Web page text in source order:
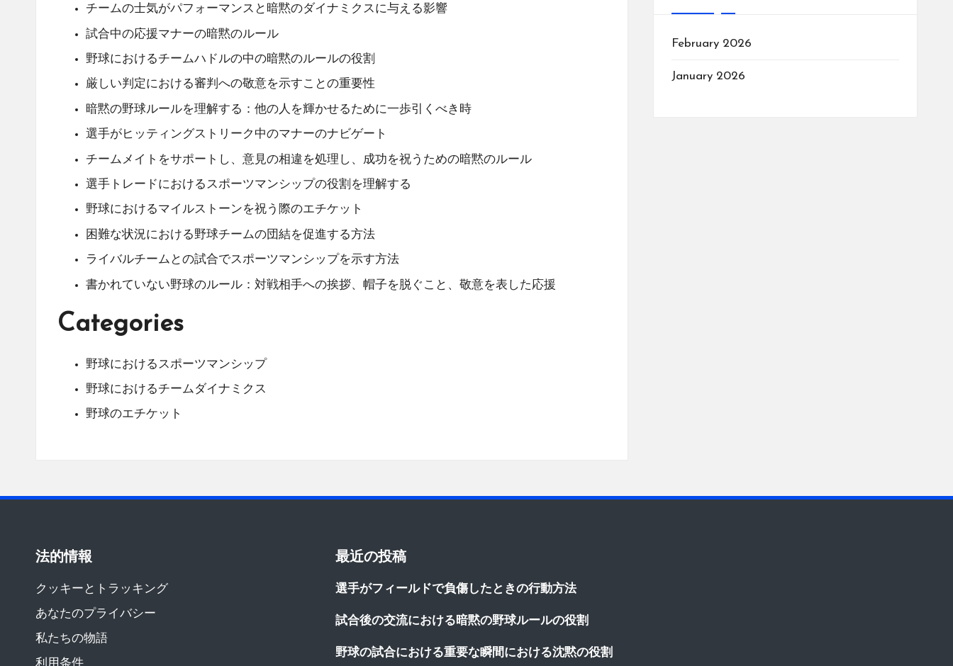
チームの士気がパフォーマンスと暗黙のダイナミクスに与える影響
試合中の応援マナーの暗黙のルール
野球におけるチームハドルの中の暗黙のルールの役割
厳しい判定における審判への敬意を示すことの重要性
暗黙の野球ルールを理解する：他の人を輝かせるために一歩引くべき時
選手がヒッティングストリーク中のマナーのナビゲート
チームメイトをサポートし、意見の相違を処理し、成功を祝うための暗黙のルール
選手トレードにおけるスポーツマンシップの役割を理解する
野球におけるマイルストーンを祝う際のエチケット
困難な状況における野球チームの団結を促進する方法
ライバルチームとの試合でスポーツマンシップを示す方法
書かれていない野球のルール：対戦相手への挨拶、帽子を脱ぐこと、敬意を表した応援
Categories
野球におけるスポーツマンシップ
野球におけるチームダイナミクス
野球のエチケット
February 2026
January 2026
法的情報
クッキーとトラッキング
あなたのプライバシー
私たちの物語
最近の投稿
選手がフィールドで負傷したときの行動方法
試合後の交流における暗黙の野球ルールの役割
野球の試合における重要な瞬間における沈黙の役割